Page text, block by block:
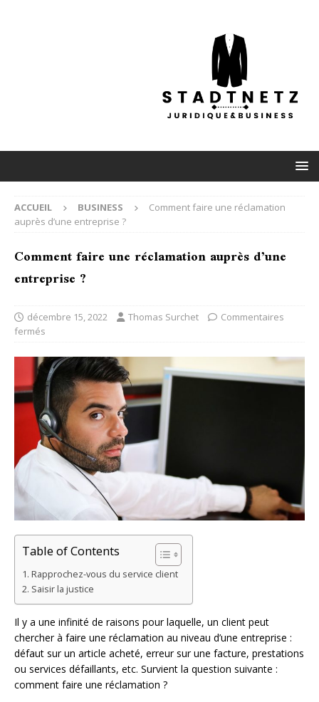
ACCUEIL BUSINESS
Comment faire une réclamation
auprès d’une entreprise ?
Comment faire une réclamation auprès d’une
entreprise ?
décembre 15, 2022 Thomas Surchet
Commentaires
fermés
Table of Contents
Rapprochez-vous du service client
Saisir la justice
Il y a une infinité de raisons pour laquelle, un client peut
chercher à faire une réclamation au niveau d’une entreprise :
défaut sur un article acheté, erreur sur une facture, prestations
ou services défaillants, etc. Survient la question suivante :
comment faire une réclamation ?